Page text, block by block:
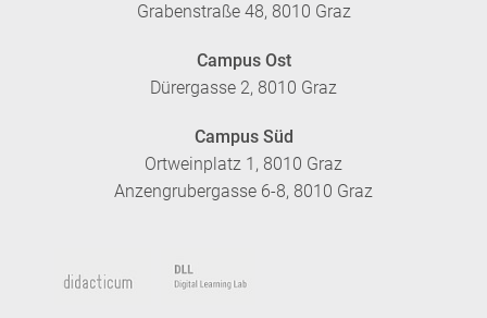
Grabenstraße 48, 8010 Graz
Campus Ost
Dürergasse 2, 8010 Graz
Campus Süd
Ortweinplatz 1, 8010 Graz
Anzengrubergasse 6-8, 8010 Graz